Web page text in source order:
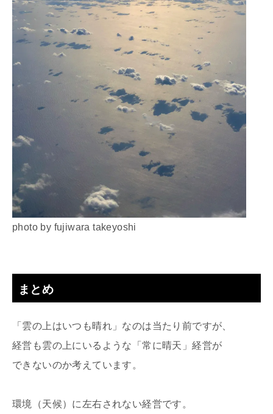
photo by fujiwara takeyoshi
まとめ
「雲の上はいつも晴れ」なのは当たり前ですが、
経営も雲の上にいるような「常に晴天」経営が
できないのか考えています。
環境（天候）に左右されない経営です。